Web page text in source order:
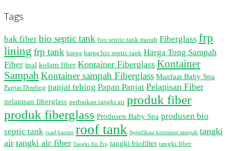
Tags
bak fiber bio septic tank bio septic tank murah Fiberglass frp
lining frp tank harga harga bio septic tank Harga Tong Sampah
Fiber ipal kolam fiber Kontainer Fiberglass Kontainer
SampahKontainer sampah Fiberglass Manfaat Baby Spa
Panjat Dinding panjat tebing Papan Panjat Pelapisan Fiber
pelapisan fiberglass perbaikan tangki air produk fiber
produk fiberglass Produsen Baby Spa produsen bio
septic tank road barrier roof tank Spesifikasi kontainer sampah tangki
air tangki air fiber Tangki Air Frp tangki biofilter tangki fiber